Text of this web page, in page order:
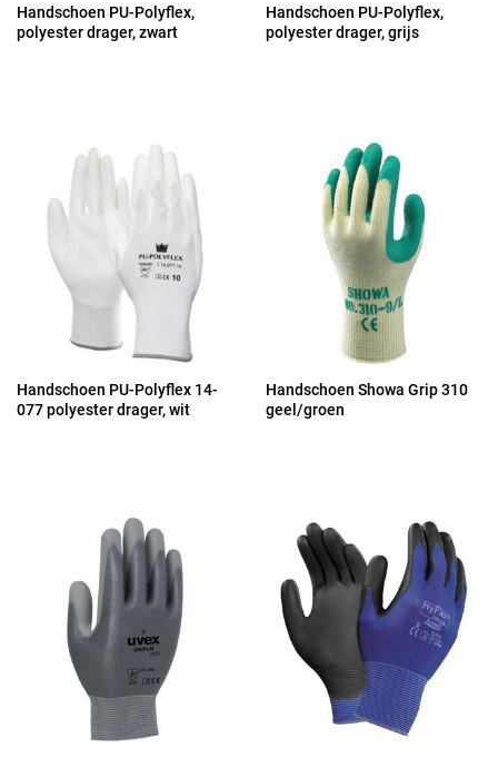
Handschoen PU-Polyflex,
polyester drager, zwart
Handschoen PU-Polyflex,
polyester drager, grijs
Handschoen PU-Polyflex 14-
077 polyester drager, wit
Handschoen Showa Grip 310
geel/groen